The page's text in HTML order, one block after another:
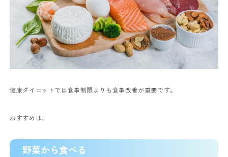
健康ダイエットでは食事制限よりも食事改善が重要です。
おすすめは、
野菜から食べる